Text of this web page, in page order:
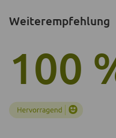
Weiterempfehlung
100